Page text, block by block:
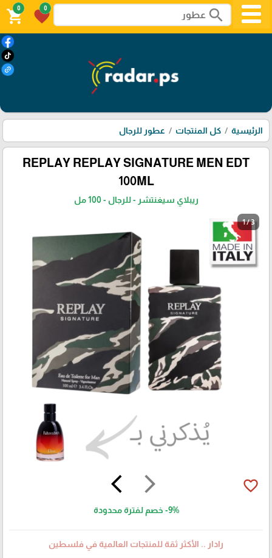
search
0
favorite
0
shopping_cart
الرئيسية كل المنتجات عطور للرجال
REPLAY REPLAY SIGNATURE MEN EDT
100ML
ريبلاي سيغنتشر - للرجال - 100 مل
1 / 3
arrow_forward_ios
arrow_back_ios favorite_border
-9% خصم لفترة محدودة
رادار .. الأكثر ثقة للمنتجات العالمية في فلسطين